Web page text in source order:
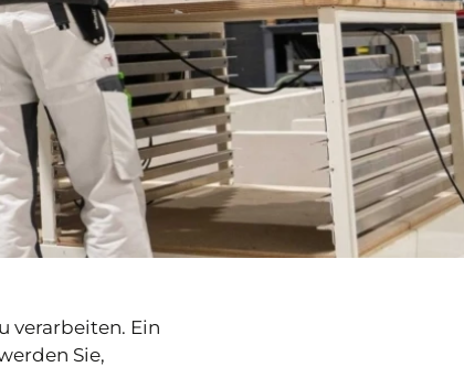
verarbeiten. Ein
Sie,